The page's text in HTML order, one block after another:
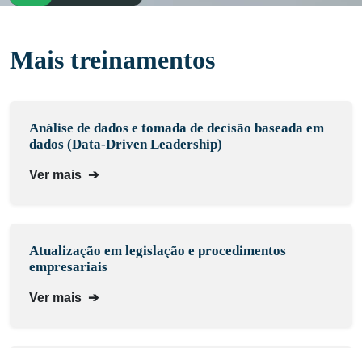
Mais treinamentos
Análise de dados e tomada de decisão baseada em
dados (Data-Driven Leadership)
Ver mais ➔
Atualização em legislação e procedimentos
empresariais
Ver mais ➔